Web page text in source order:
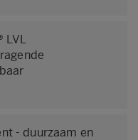
LVL
- duurzaam en